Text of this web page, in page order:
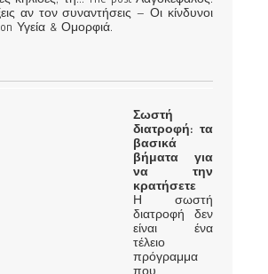
αν τον συναντήσεις – Οι κίνδυνοι
Υγεία & Ομορφιά.
Σωστή
διατροφή: τα
βασικά
βήματα για
να την
κρατήσετε
Η σωστή
διατροφή δεν
είναι ένα
τέλειο
πρόγραμμα